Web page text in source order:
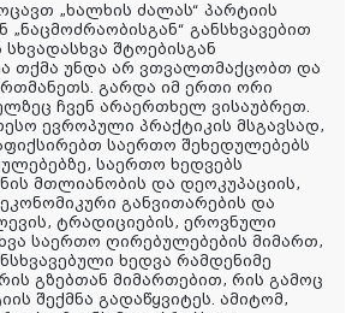
„ხალხის ძალას“ პარტიის
„ნაცმოძრაობისგან“ განსხვავებით
შტოებისგან
თქმა უნდა არ ვთვალთმაქცობთ და
გარდა იმ ერთი ორი
ჩვენ არაერთხელ ვისაუბრეთ.
ევროპული პრაქტიკის მსგავსად,
საერთო შეხედულებებს
საერთო ხედვებს
მთლიანობის და დეოკუპაციის,
განვითარების და
ტრადიციების, ეროვნული
საერთო ღირებულებების მიმართ,
ხედვა რამდენიმე
გზებთან მიმართებით, რის გამოც
შექმნა გადაწყვიტეს. ამიტომ,